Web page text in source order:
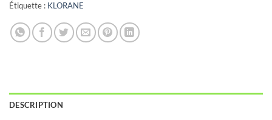
Étiquette : KLORANE
DESCRIPTION